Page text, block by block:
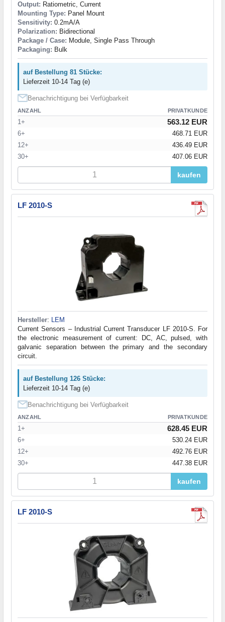
Output: Ratiometric, Current
Mounting Type: Panel Mount
Sensitivity: 0.2mA/A
Polarization: Bidirectional
Package / Case: Module, Single Pass Through
Packaging: Bulk
auf Bestellung 81 Stücke:
Lieferzeit 10-14 Tag (e)
Benachrichtigung bei Verfügbarkeit
ANZAHL PRIVATKUNDE
1+ 563.12 EUR
6+
468.71 EUR
12+
436.49 EUR
30+
407.06 EUR
kaufen
LF 2010-S
Hersteller: LEM
Current Sensors – Industrial Current Transducer LF 2010-S. For
the electronic measurement of current: DC, AC, pulsed, with
galvanic separation between the primary and the secondary
circuit.
auf Bestellung 126 Stücke:
Lieferzeit 10-14 Tag (e)
Benachrichtigung bei Verfügbarkeit
ANZAHL PRIVATKUNDE
1+ 628.45 EUR
6+
530.24 EUR
12+
492.76 EUR
30+
447.38 EUR
kaufen
LF 2010-S